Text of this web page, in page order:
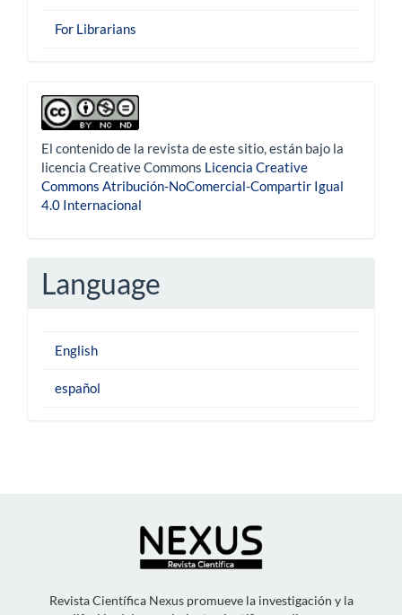
For Librarians
derechoautor
El contenido de la revista de este sitio, están bajo la
licencia Creative Commons Licencia Creative
Commons Atribución-NoComercial-Compartir Igual
4.0 Internacional
Language
English
español
Revista Científica Nexus promueve la investigación y la